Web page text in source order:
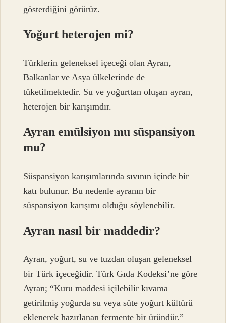
gösterdiğini görürüz.
Yoğurt heterojen mi?
Türklerin geleneksel içeceği olan Ayran,
Balkanlar ve Asya ülkelerinde de
tüketilmektedir. Su ve yoğurttan oluşan ayran,
heterojen bir karışımdır.
Ayran emülsiyon mu süspansiyon
mu?
Süspansiyon karışımlarında sıvının içinde bir
katı bulunur. Bu nedenle ayranın bir
süspansiyon karışımı olduğu söylenebilir.
Ayran nasıl bir maddedir?
Ayran, yoğurt, su ve tuzdan oluşan geleneksel
bir Türk içeceğidir. Türk Gıda Kodeksi’ne göre
Ayran; “Kuru maddesi içilebilir kıvama
getirilmiş yoğurda su veya süte yoğurt kültürü
eklenerek hazırlanan fermente bir üründür.”